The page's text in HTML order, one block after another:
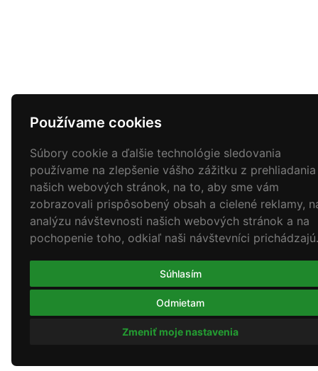
Používame cookies
Súbory cookie a ďalšie technológie sledovania
používame na zlepšenie vášho zážitku z prehliadania
našich webových stránok, na to, aby sme vám
zobrazovali prispôsobený obsah a cielené reklamy,
analýzu návštevnosti našich webových stránok a na
pochopenie toho, odkiaľ naši návštevníci prichádzajú.
Súhlasím
Odmietam
Zmeniť moje nastavenia